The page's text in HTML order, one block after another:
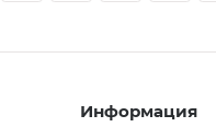
Информация